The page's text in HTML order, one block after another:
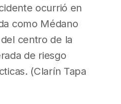
ocurrió en
como Médano
centro de la
de riesgo
(Clarín Tapa